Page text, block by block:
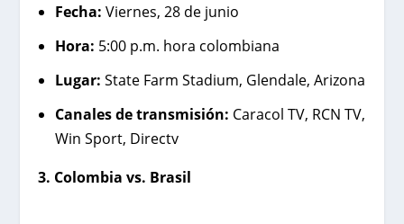
Fecha: Viernes, 28 de junio
Hora: 5:00 p.m. hora colombiana
Lugar: State Farm Stadium, Glendale, Arizona
Canales de transmisión: Caracol TV, RCN TV,
Win Sport, Directv
3. Colombia vs. Brasil